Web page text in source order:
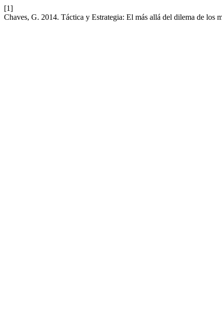
[1]
Chaves, G. 2014. Táctica y Estrategia: El más allá del dilema de los